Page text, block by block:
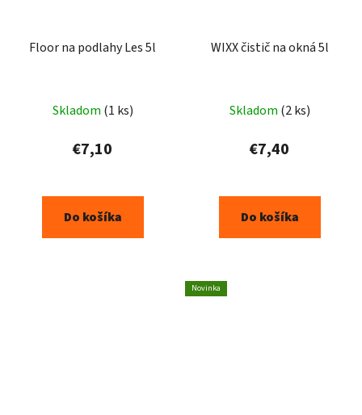
Floor na podlahy Les 5l
Skladom (1 ks)
€7,10
Do košíka
WIXX čistič na okná 5l
Skladom (2 ks)
€7,40
Do košíka
Novinka